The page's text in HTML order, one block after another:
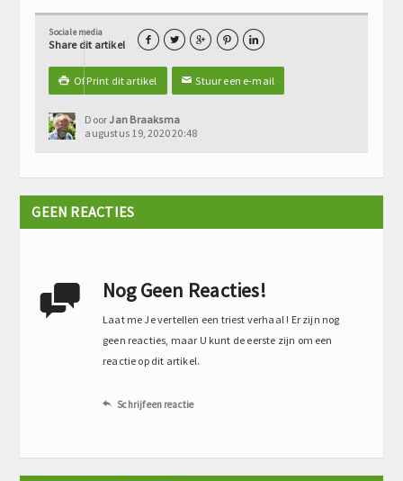
Sociale media
Share dit artikel     
 Of Print dit artikel ✉Stuur een e-mail
DoorJan Braaksma
augustus 19, 2020 20:48
GEEN REACTIES
 Nog Geen Reacties!
Laat me Je vertellen een triest verhaal ! Er zijn nog
geen reacties, maar U kunt de eerste zijn om een
reactie op dit artikel.
 Schrijf een reactie